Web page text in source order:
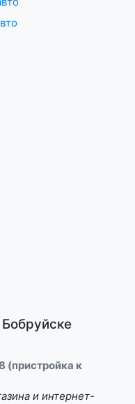
(пристройка к
и интернет-